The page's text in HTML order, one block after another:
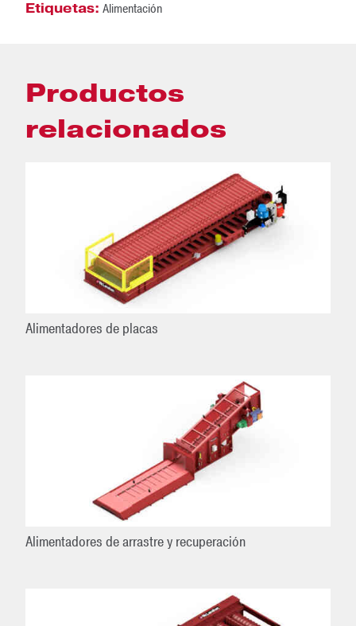
Etiquetas: Alimentación
Productos
relacionados
Alimentadores de placas
Alimentadores de arrastre y recuperación